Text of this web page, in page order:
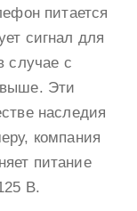
питается
сигнал для
случае с
Эти
наследия
компания
питание
В.